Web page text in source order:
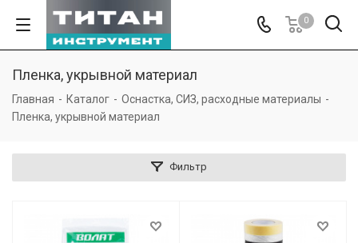
0
Пленка, укрывной материал
Главная - Каталог - Оснастка, СИЗ, расходные материалы -
Пленка, укрывной материал
Фильтр